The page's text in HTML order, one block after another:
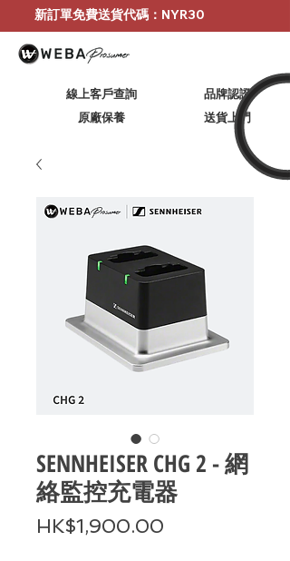
新訂單免費送貨代碼：NYR30
線上客戶查詢
原廠保養
品牌認證
​送貨上門
SENNHEISER CHG 2 - 網
絡監控充電器
HK$1,900.00